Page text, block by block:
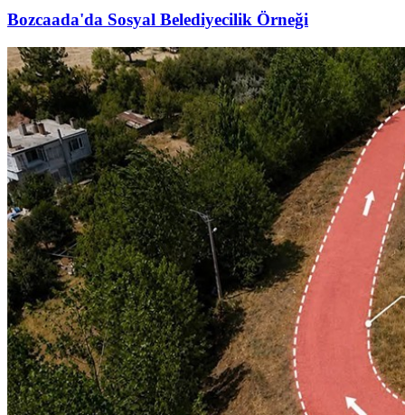
Bozcaada'da Sosyal Belediyecilik Örneği